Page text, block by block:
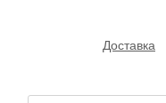
Доставка